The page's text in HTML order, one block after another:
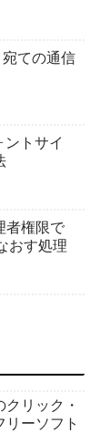
宛ての通信
ントサイ
者権限で
おす処理
クリック・
リーソフト